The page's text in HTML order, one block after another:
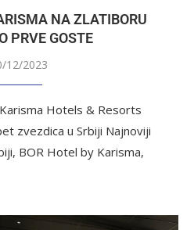
NA ZLATIBORU
PRVE GOSTE
12/2023
Hotels & Resorts
zvezdica u Srbiji Najnoviji
BOR Hotel by Karisma,